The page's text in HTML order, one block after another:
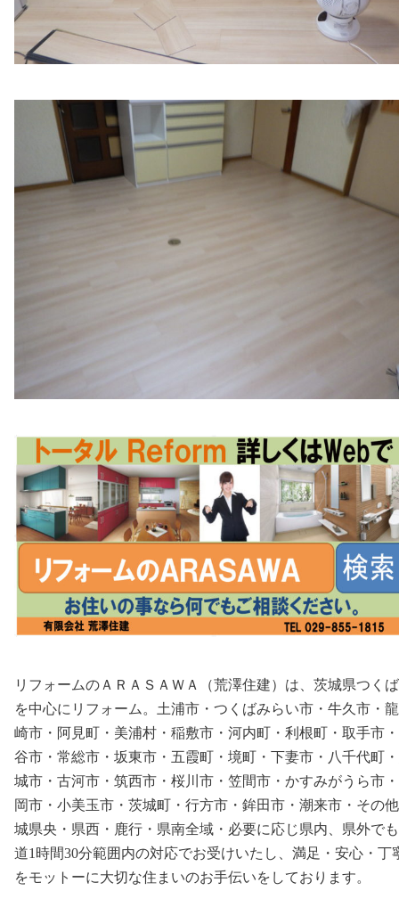
リフォームのＡＲＡＳＡＷＡ（荒澤住建）は、茨城県つく
を中心にリフォーム。土浦市・つくばみらい市・牛久市・
崎市・阿見町・美浦村・稲敷市・河内町・利根町・取手市
谷市・常総市・坂東市・五霞町・境町・下妻市・八千代町
城市・古河市・筑西市・桜川市・笠間市・かすみがうら市
岡市・小美玉市・茨城町・行方市・鉾田市・潮来市・その
城県央・県西・鹿行・県南全域・必要に応じ県内、県外で
道1時間30分範囲内の対応でお受けいたし、満足・安心・丁
をモットーに大切な住まいのお手伝いをしております。